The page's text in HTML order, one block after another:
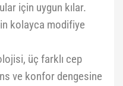
için uygun kılar.
kolayca modifiye
üç farklı cep
ve konfor dengesine